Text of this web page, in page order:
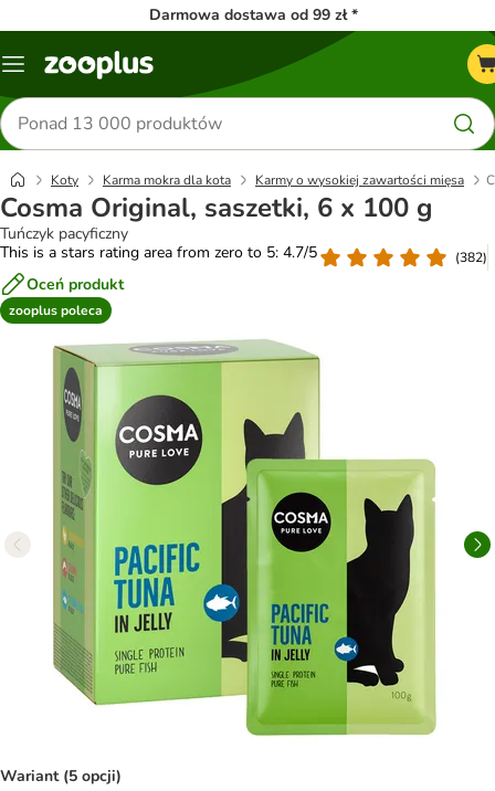
Darmowa dostawa od 99 zł *
Menu
Szukaj
produktów
Koty Karma mokra dla kota Karmy o wysokiej zawartości mięsa
Cosma Original, saszetki, 6 x 100 g
Tuńczyk pacyficzny
This is a stars rating area from zero to 5: 4.7/5
(382)
Oceń produkt
zooplus poleca
Wariant (5 opcji)